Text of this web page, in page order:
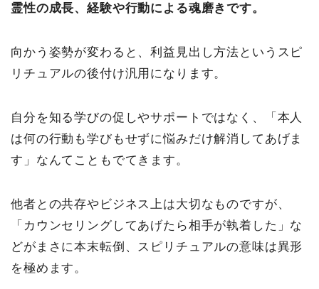
霊性の成長、経験や行動による魂磨きです。
向かう姿勢が変わると、利益見出し方法というスピ
リチュアルの後付け汎用になります。
自分を知る学びの促しやサポートではなく、「本人
は何の行動も学びもせずに悩みだけ解消してあげま
す」なんてこともでてきます。
他者との共存やビジネス上は大切なものですが、
「カウンセリングしてあげたら相手が執着した」な
どがまさに本末転倒、スピリチュアルの意味は異形
を極めます。